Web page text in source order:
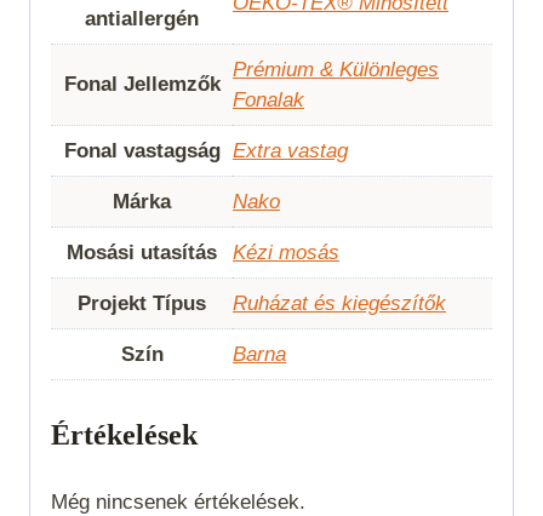
antiallergén
Fonal Jellemzők
Prémium & Különleges
Fonalak
Fonal vastagság Extra vastag
Márka Nako
Mosási utasítás Kézi mosás
Projekt Típus Ruházat és kiegészítők
Szín Barna
Értékelések
Még nincsenek értékelések.